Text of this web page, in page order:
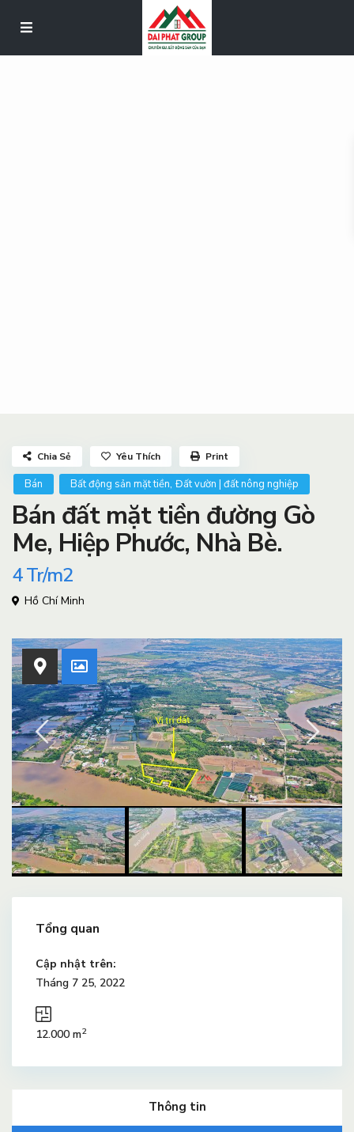
Bán Bất động sản mặt tiền, Đất vườn | đất nông nghiệp
Bán đất mặt tiền đường Gò
Me, Hiệp Phước, Nhà Bè.
4Tr/m2
Hồ Chí Minh
Chia Sẻ Yêu Thích Print
Tổng quan
Cập nhật trên:
Tháng 7 25, 2022
12.000 m2
Thông tin